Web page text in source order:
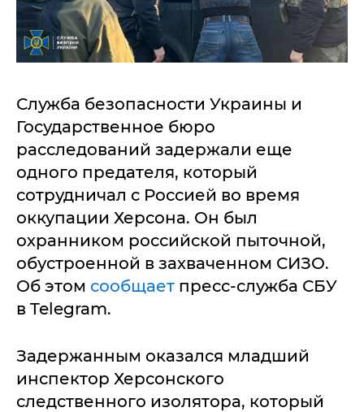
Служба безопасности Украины и
Государственное бюро
расследований задержали еще
одного предателя, который
сотрудничал с Россией во время
оккупации Херсона. Он был
охранником российской пыточной,
обустроенной в захваченном СИЗО.
Об этом сообщает пресс-служба СБУ
в Telegram.
Задержанным оказался младший
инспектор Херсонского
следственного изолятора, который